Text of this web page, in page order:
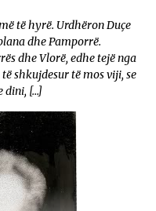
të hyrë. Urdhëron Duçe
dhe Pamporrë.
dhe Vlorë, edhe tejë nga
shkujdesur të mos viji, se
dini, […]